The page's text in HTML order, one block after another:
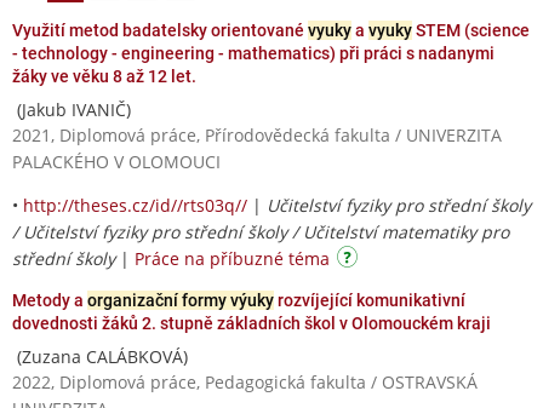
Využití metod badatelsky orientované vyukya vyukySTEM (science
- technology - engineering - mathematics) při práci s nadanymi
žáky ve věku 8 až 12 let.
(Jakub IVANIČ)
2021, Diplomová práce, Přírodovědecká fakulta / UNIVERZITA
PALACKÉHO V OLOMOUCI
• http://theses.cz/id//rts03q// | Učitelství fyziky pro střední školy
/ Učitelství fyziky pro střední školy / Učitelství matematiky pro
střední školy| Práce na příbuzné téma
Metody a organizační formy výukyrozvíjející komunikativní
dovednosti žáků 2. stupně základních škol v Olomouckém kraji
(Zuzana CALÁBKOVÁ)
2022, Diplomová práce, Pedagogická fakulta / OSTRAVSKÁ